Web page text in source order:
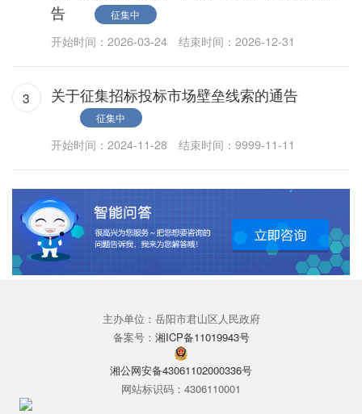
告
征集中
开始时间：2026-03-24 结束时间：2026-12-31
3 关于征集招标投标市场壁垒线索的通告
征集中
开始时间：2024-11-28 结束时间：9999-11-11
主办单位：岳阳市君山区人民政府
备案号： 湘ICP备11019943号
湘公网安备43061102000336号
网站标识码：4306110001